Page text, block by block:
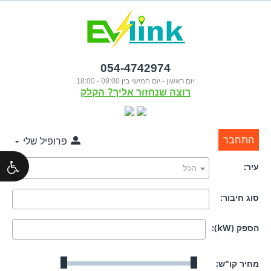
054-4742974
יום ראשון - יום חמישי בין 09:00 - 18:00.
רוצה שנחזור אליך? הקלק
התחבר פרופיל שלי
עיר: הכל
סוג חיבור:
הספק (kW):
מחיר קו"ש: